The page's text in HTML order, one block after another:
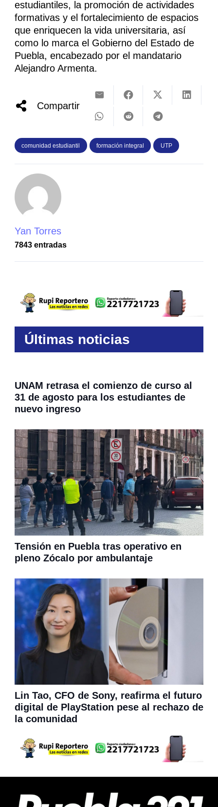
estudiantiles, la promoción de actividades
formativas y el fortalecimiento de espacios
que enriquecen la vida universitaria, así
como lo marca el Gobierno del Estado de
Puebla, encabezado por el mandatario
Alejandro Armenta.
Compartir
comunidad estudiantil formación integral UTP
Yan Torres
7843 entradas
Últimas noticias
UNAM retrasa el comienzo de curso al
31 de agosto para los estudiantes de
nuevo ingreso
Tensión en Puebla tras operativo en
pleno Zócalo por ambulantaje
Lin Tao, CFO de Sony, reafirma el futuro
digital de PlayStation pese al rechazo de
la comunidad